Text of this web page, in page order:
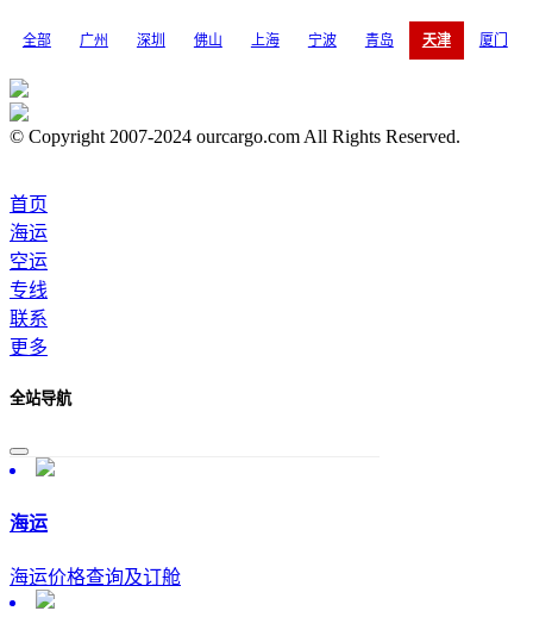
全部 广州 深圳 佛山 上海 宁波 青岛 天津 厦门
© Copyright 2007-2024 ourcargo.com All Rights Reserved.
首页
海运
空运
专线
联系
更多
全站导航
海运
海运价格查询及订舱